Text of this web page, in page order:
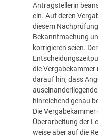
Antragstellerin
ein. Auf deren
diesem
Bekanntmachung
korrigieren seien.
die
darauf hin, dass
hinreichend genau
Die
Überarbeitung der
weise aber auf die